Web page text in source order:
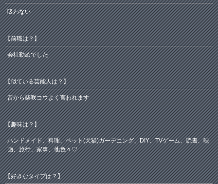
吸わない
【前職は？】
会社勤めでした
【似ている芸能人は？】
昔から柴咲コウよく言われます
【趣味は？】
ハンドメイド、料理、ペット(犬猫)ガーデニング、DIY、TVゲーム、読書、映
画、旅行、家事、他色々♡
【好きなタイプは？】